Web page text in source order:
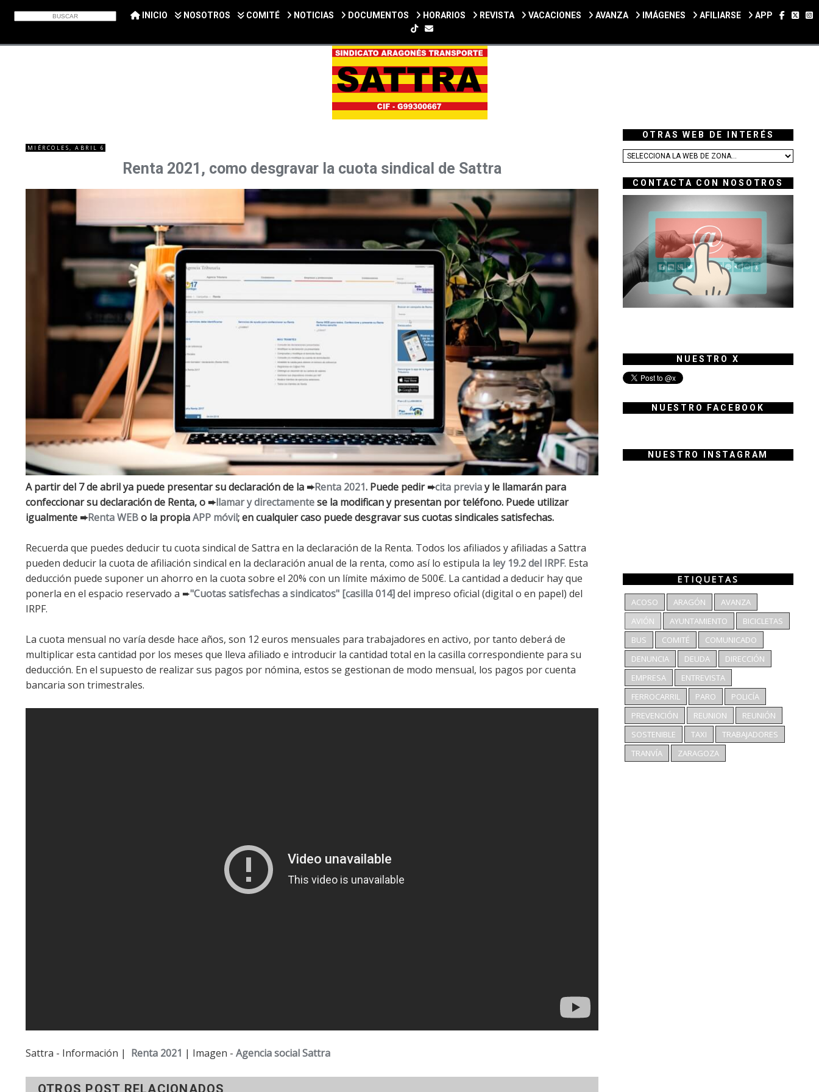
INICIO NOSOTROS COMITÉ NOTICIAS DOCUMENTOS HORARIOS REVISTA VACACIONES AVANZA IMÁGENES AFILIARSE APP
SIGUENOS EN TIKTOK
MIÉRCOLES, ABRIL 6
Renta 2021, como desgravar la cuota sindical de Sattra
A partir del 7 de abril ya puede presentar su declaración de la ➨Renta 2021. Puede pedir ➨cita previay le llamarán para
confeccionar su declaración de Renta, o ➨llamar y directamentese la modifican y presentan por teléfono. Puede utilizar
igualmente ➨Renta WEBo la propiaAPP móvil; en cualquier caso puede desgravar sus cuotas sindicales satisfechas.
Recuerda que puedes deducir tu cuota sindical de Sattra en la declaración de la Renta. Todos los afiliados y afiliadas a Sattra
pueden deducir la cuota de afiliación sindical en la declaración anual de la renta, como así lo estipula la ley 19.2 del IRPF. Esta
deducción puede suponer un ahorro en la cuota sobre el 20% con un límite máximo de 500€. La cantidad a deducir hay que
ponerla en el espacio reservado a ➨"Cuotas satisfechas a sindicatos" [casilla 014]del impreso oficial (digital o en papel) del
IRPF.
La cuota mensual no varía desde hace años, son 12 euros mensuales para trabajadores en activo, por tanto deberá de
multiplicar esta cantidad por los meses que lleva afiliado e introducir la cantidad total en la casilla correspondiente para su
deducción. En el supuesto de realizar sus pagos por nómina, estos se gestionan de modo mensual, los pagos por cuenta
bancaria son trimestrales.
Sattra - Información | Renta 2021 | Imagen - Agencia social Sattra
OTRAS WEB DE INTERÉS
CONTACTA CON NOSOTROS
NUESTRO X
NUESTRO FACEBOOK
NUESTRO INSTAGRAM
ETIQUETAS
ACOSO ARAGÓN
AVANZA
AVIÓN
AYUNTAMIENTO
BICICLETAS
BUS
COMITÉ
COMUNICADO
DENUNCIA
DEUDA
DIRECCIÓN
EMPRESA
ENTREVISTA
FERROCARRIL
PARO
POLICÍA
PREVENCIÓN
REUNION
REUNIÓN
SOSTENIBLE
TAXI
TRABAJADORES
TRANVÍA
ZARAGOZA